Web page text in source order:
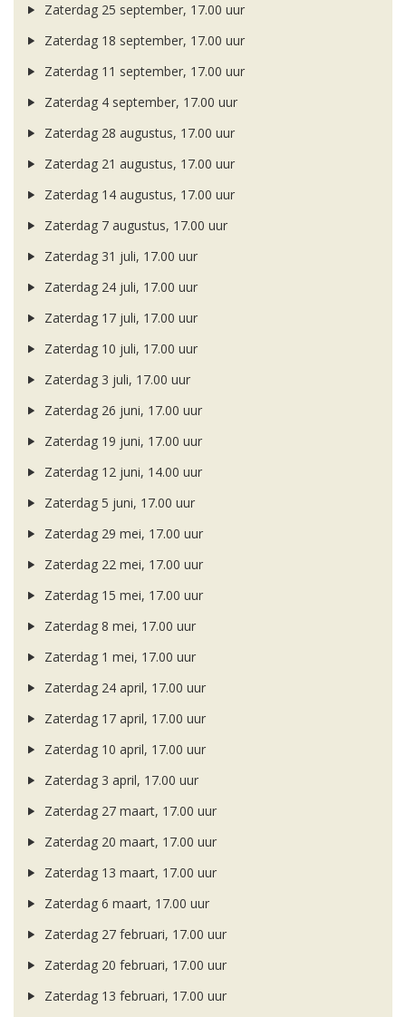
Zaterdag 25 september, 17.00 uur
Zaterdag 18 september, 17.00 uur
Zaterdag 11 september, 17.00 uur
Zaterdag 4 september, 17.00 uur
Zaterdag 28 augustus, 17.00 uur
Zaterdag 21 augustus, 17.00 uur
Zaterdag 14 augustus, 17.00 uur
Zaterdag 7 augustus, 17.00 uur
Zaterdag 31 juli, 17.00 uur
Zaterdag 24 juli, 17.00 uur
Zaterdag 17 juli, 17.00 uur
Zaterdag 10 juli, 17.00 uur
Zaterdag 3 juli, 17.00 uur
Zaterdag 26 juni, 17.00 uur
Zaterdag 19 juni, 17.00 uur
Zaterdag 12 juni, 14.00 uur
Zaterdag 5 juni, 17.00 uur
Zaterdag 29 mei, 17.00 uur
Zaterdag 22 mei, 17.00 uur
Zaterdag 15 mei, 17.00 uur
Zaterdag 8 mei, 17.00 uur
Zaterdag 1 mei, 17.00 uur
Zaterdag 24 april, 17.00 uur
Zaterdag 17 april, 17.00 uur
Zaterdag 10 april, 17.00 uur
Zaterdag 3 april, 17.00 uur
Zaterdag 27 maart, 17.00 uur
Zaterdag 20 maart, 17.00 uur
Zaterdag 13 maart, 17.00 uur
Zaterdag 6 maart, 17.00 uur
Zaterdag 27 februari, 17.00 uur
Zaterdag 20 februari, 17.00 uur
Zaterdag 13 februari, 17.00 uur